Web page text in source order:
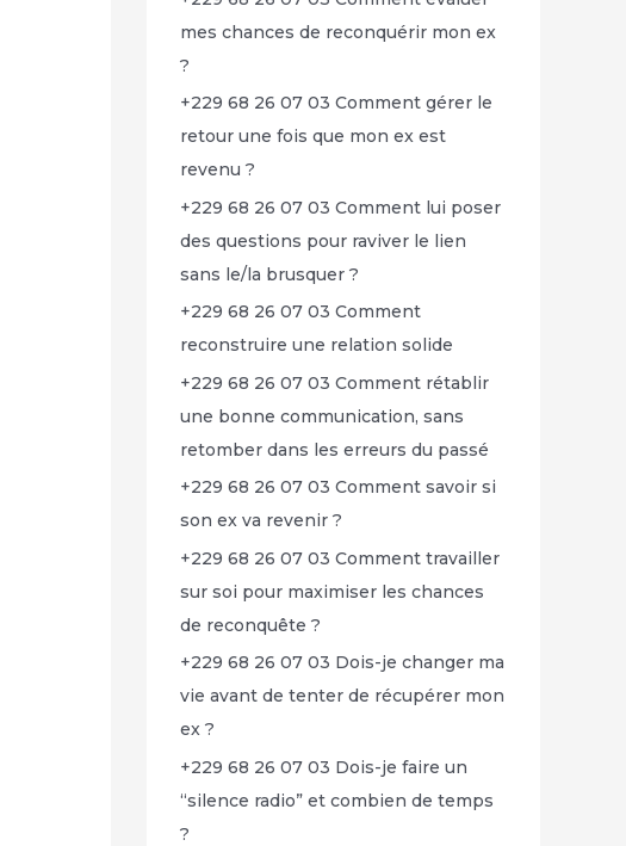
mes chances de reconquérir mon ex
?
+229 68 26 07 03 Comment gérer le
retour une fois que mon ex est
revenu ?
+229 68 26 07 03 Comment lui poser
des questions pour raviver le lien
sans le/la brusquer ?
+229 68 26 07 03 Comment
reconstruire une relation solide
+229 68 26 07 03 Comment rétablir
une bonne communication, sans
retomber dans les erreurs du passé
+229 68 26 07 03 Comment savoir si
son ex va revenir ?
+229 68 26 07 03 Comment travailler
sur soi pour maximiser les chances
de reconquête ?
+229 68 26 07 03 Dois-je changer ma
vie avant de tenter de récupérer mon
ex ?
+229 68 26 07 03 Dois-je faire un
“silence radio” et combien de temps
?